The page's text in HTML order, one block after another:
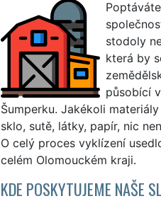
stodoly
která by
působící
Šumperku. Jakékoli
sklo, sutě, látky, papír, nic
O celý proces vyklízení
celém Olomouckém kraji.
KDE POSKYTUJEME NAŠE